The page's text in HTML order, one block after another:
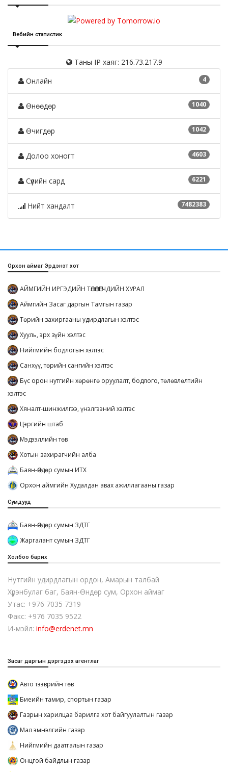
Вебийн статистик
Таны IP хаяг: 216.73.217.9
4
Онлайн
1040
Өнөөдөр
1042
Өчигдөр
4603
Долоо хоногт
6221
Сүүлийн сард
7482383
Нийт хандалт
Орхон аймаг Эрдэнэт хот
АЙМГИЙН ИРГЭДИЙН ТӨЛӨӨЛӨГЧДИЙН ХУРАЛ
Аймгийн Засаг даргын Тамгын газар
Төрийн захиргааны удирдлагын хэлтэс
Хууль, эрх зүйн хэлтэс
Нийгмийн бодлогын хэлтэс
Санхүү, төрийн сангийн хэлтэс
Бүс орон нутгийн хөрөнгө оруулалт, бодлого, төлөвлөлтийн
хэлтэс
Хяналт-шинжилгээ, үнэлгээний хэлтэс
Цэргийн штаб
Мэдээллийн төв
Хотын захирагчийн алба
Баян-Өндөр сумын ИТХ
Орхон аймгийн Худалдан авах ажиллагааны газар
Сумдууд
Баян-Өндөр сумын ЗДТГ
Жаргалант сумын ЗДТГ
Холбоо барих
Нутгийн удирдлагын ордон, Амарын талбай
Хүрэнбулаг баг, Баян-Өндөр сум, Орхон аймаг
Утас: +976 7035 7319
Факс: +976 7035 9522
И-мэйл: info@erdenet.mn
Засаг даргын дэргэдэх агентлаг
Авто тээврийн төв
Биеийн тамир, спортын газар
Газрын харилцаа барилга хот байгуулалтын газар
Мал эмнэлгийн газар
Нийгмийн даатгалын газар
Онцгой байдлын газар